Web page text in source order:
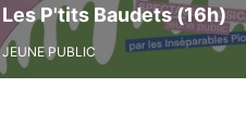
Les P'tits Baudets (16h)
JEUNE PUBLIC